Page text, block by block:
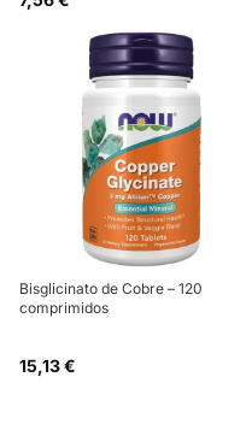
Bisglicinato de Cobre – 120
comprimidos
15,13 €